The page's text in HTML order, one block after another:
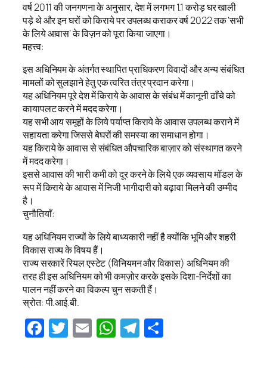
वर्ष 2011 की जनगणना के अनुसार, देश में लगभग 1.1 करोड़ घर खाली
पड़े थे और इन घरों को किराये पर उपलब्ध कराकर वर्ष 2022 तक ‘सभी
के लिये आवास’ के विज़न को पूरा किया जाएगा।
महत्त्व:
इस अधिनियम के अंतर्गत स्थापित प्राधिकरण विवादों और अन्य संबंधित
मामलों को सुलझाने हेतु एक त्वरित तंत्र प्रदान करेगा।
यह अधिनियम पूरे देश में किराये के आवास के संबंध में कानूनी ढाँचे को
कायापलट करने में मदद करेगा।
यह सभी आय समूहों के लिये पर्याप्त किराये के आवास उपलब्ध कराने में
सहायता करेगा जिससे बेघरों की समस्या का समाधान होगा।
यह किराये के आवास से संबंधित औपचारिक बाज़ार को संस्थागत करने
में मदद करेगा।
इससे आवास की भारी कमी को दूर करने के लिये एक व्यवसाय मॉडल के
रूप में किराये के आवास में निजी भागीदारी को बढ़ावा मिलने की उम्मीद
है।
चुनौतियाँ:
यह अधिनियम राज्यों के लिये बाध्यकारी नहीं है क्योंकि भूमि और शहरी
विकास राज्य के विषय हैं।
राज्य सरकारें रियल एस्टेट (विनियमन और विकास) अधिनियम की
तरह ही इस अधिनियम को भी कमज़ोर करके इसके दिशा-निर्देशों का
पालन नहीं करने का विकल्प चुन सकती हैं।
स्रोत: पी.आई.बी.
Facebook
Twitter
EmailWhatsApp
Telegram